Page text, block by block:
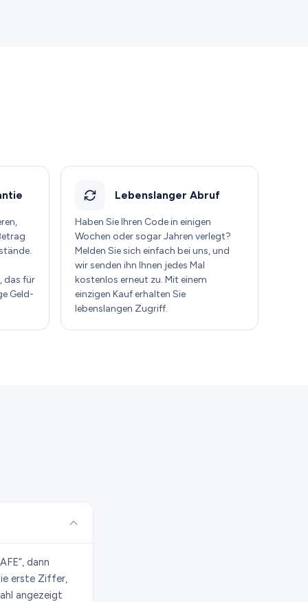
das für
Geld-
Lebenslanger Abruf
Haben Sie Ihren Code in einigen
Wochen oder sogar Jahren verlegt?
Melden Sie sich einfach bei uns, und
wir senden ihn Ihnen jedes Mal
kostenlos erneut zu. Mit einem
einzigen Kauf erhalten Sie
lebenslangen Zugriff.
dann
erste Ziffer,
angezeigt